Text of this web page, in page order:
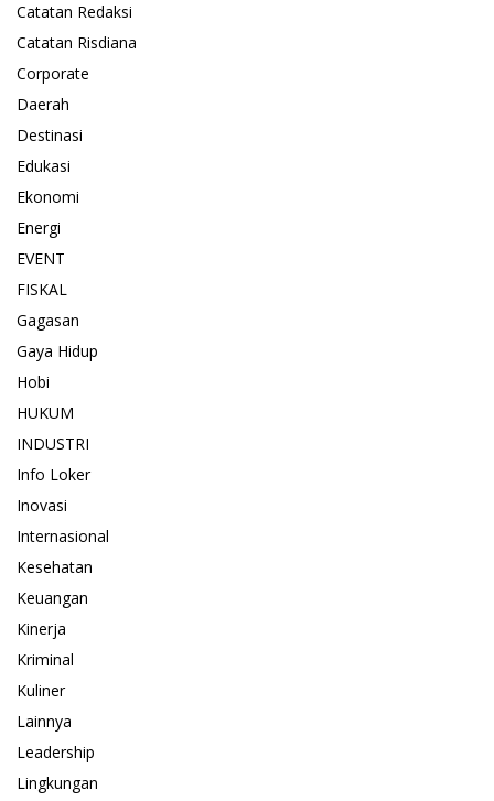
Catatan Redaksi
Catatan Risdiana
Corporate
Daerah
Destinasi
Edukasi
Ekonomi
Energi
EVENT
FISKAL
Gagasan
Gaya Hidup
Hobi
HUKUM
INDUSTRI
Info Loker
Inovasi
Internasional
Kesehatan
Keuangan
Kinerja
Kriminal
Kuliner
Lainnya
Leadership
Lingkungan